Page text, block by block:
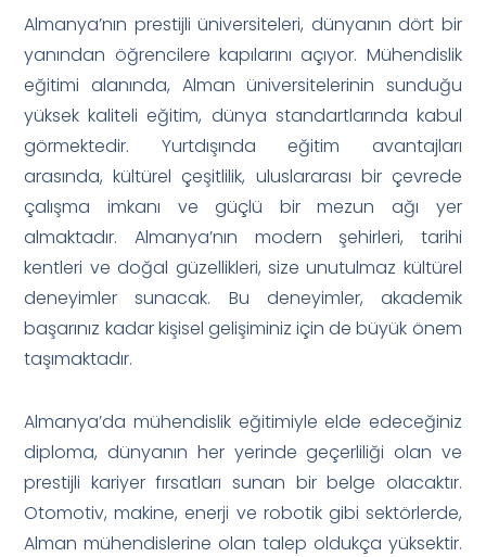
Almanya’nın prestijli üniversiteleri, dünyanın dört bir
yanından öğrencilere kapılarını açıyor. Mühendislik
eğitimi alanında, Alman üniversitelerinin sunduğu
yüksek kaliteli eğitim, dünya standartlarında kabul
görmektedir. Yurtdışında eğitim avantajları
arasında, kültürel çeşitlilik, uluslararası bir çevrede
çalışma imkanı ve güçlü bir mezun ağı yer
almaktadır. Almanya’nın modern şehirleri, tarihi
kentleri ve doğal güzellikleri, size unutulmaz kültürel
deneyimler sunacak. Bu deneyimler, akademik
başarınız kadar kişisel gelişiminiz için de büyük önem
taşımaktadır.
Almanya’da mühendislik eğitimiyle elde edeceğiniz
diploma, dünyanın her yerinde geçerliliği olan ve
prestijli kariyer fırsatları sunan bir belge olacaktır.
Otomotiv, makine, enerji ve robotik gibi sektörlerde,
Alman mühendislerine olan talep oldukça yüksektir.